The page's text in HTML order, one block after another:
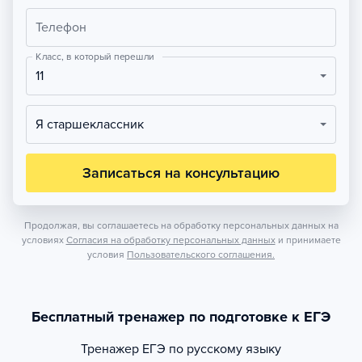
Телефон
Класс, в который перешли
11
Я старшеклассник
Записаться на консультацию
Продолжая, вы соглашаетесь на обработку персональных данных на
условиях Согласия на обработку персональных данных и принимаете
условия Пользовательского соглашения.
Бесплатный тренажер по подготовке к ЕГЭ
Тренажер ЕГЭ по русскому языку